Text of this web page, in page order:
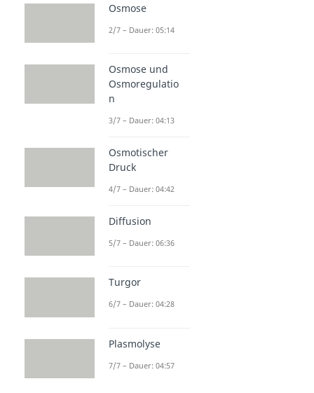
Osmose
2/7 – Dauer: 05:14
Osmose und
Osmoregulatio
n
3/7 – Dauer: 04:13
Osmotischer
Druck
4/7 – Dauer: 04:42
Diffusion
5/7 – Dauer: 06:36
Turgor
6/7 – Dauer: 04:28
Plasmolyse
7/7 – Dauer: 04:57